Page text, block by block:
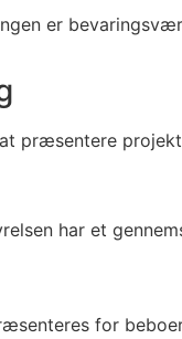
er
præsentere
har et
for